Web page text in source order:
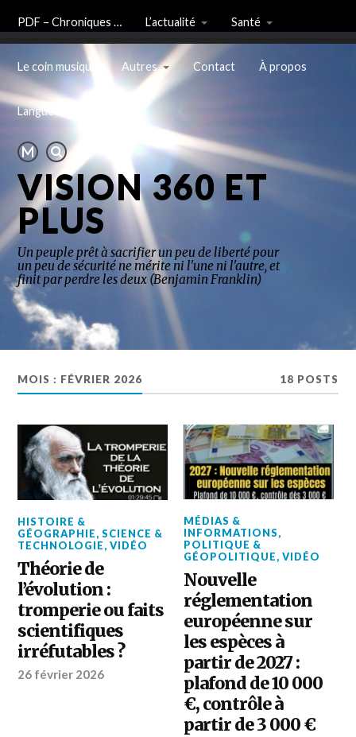
PDF – Chroniques … L’actualité Santé
Le coin musique Autres Contact À propos
Langue
VISION 360 ET
PLUS
Un peuple prêt à sacrifier un peu de liberté pour
un peu de sécurité ne mérite ni l'une ni l'autre, et
finit par perdre les deux (Benjamin Franklin)
MOIS : FÉVRIER 2026 18 POSTS
HISTOIRE &
GÉOGRAPHIE,SCIENCE &
TECHNOLOGIE,VIDÉO
Théorie de
l’évolution :
tromperie ou faits
scientifiques
irréfutables ?
26 février 2026
MÉDIAS &
INFORMATIONS,
POLITIQUE &
GÉOPOLITIQUE,VIDÉO
Nouvelle
réglementation
européenne sur
les espèces à
partir de 2027 :
plafond de 10 000
€, contrôle à
partir de 3 000 €